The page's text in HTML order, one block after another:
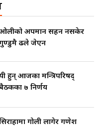
अपमान सहन नसकेर
ढले जेएन
हुन् आजका मन्त्रिपरिषद्
७ निर्णय
गोली लागेर गणेश